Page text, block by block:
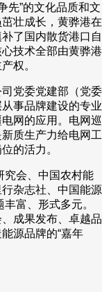
先”的文化品质和文
壮成长，黄骅港在
了国内散货港口自
技术全部由黄骅港
权。
党委党建部（党委
事品牌建设的专业
网的应用。电网巡
质生产力给电网工
的活力。
究会、中国农村能
杂志社、中国能源
富、形式多元。
成果发布、卓越品
源品牌的“嘉年